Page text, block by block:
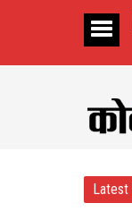
Latest
मिलेगी बेहतर सुविधा,